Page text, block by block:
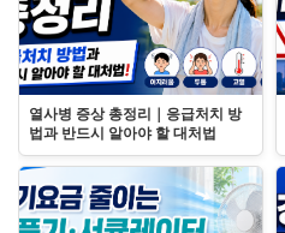
열사병 증상 총정리｜응급처치 방
법과 반드시 알아야 할 대처법